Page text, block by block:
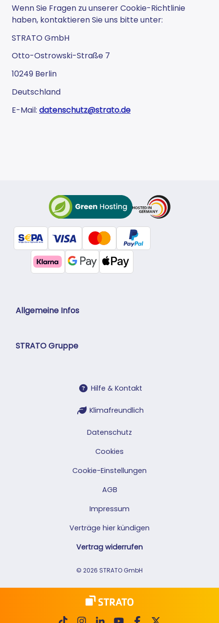
Wenn Sie Fragen zu unserer Cookie-Richtlinie
haben, kontaktieren Sie uns bitte unter:
STRATO GmbH
Otto-Ostrowski-Straße 7
10249 Berlin
Deutschland
E-Mail: datenschutz@strato.de
Allgemeine Infos
STRATO Gruppe
Hilfe & Kontakt
Klimafreundlich
© 2026 STRATO GmbH
Datenschutz
Cookies
Cookie-Einstellungen
AGB
Impressum
Verträge hier kündigen
Vertrag widerrufen